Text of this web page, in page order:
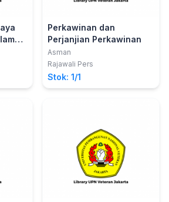
Perkawinan dan
Perjanjian Perkawinan
Asman
Rajawali Pers
Stok: 1/1